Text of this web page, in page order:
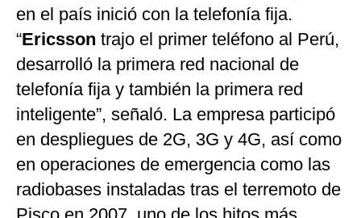
en el país inició con la telefonía fija.
“Ericsson trajo el primer teléfono al Perú,
desarrolló la primera red nacional de
telefonía fija y también la primera red
inteligente”, señaló. La empresa participó
en despliegues de 2G, 3G y 4G, así como
en operaciones de emergencia como las
radiobases instaladas tras el terremoto de